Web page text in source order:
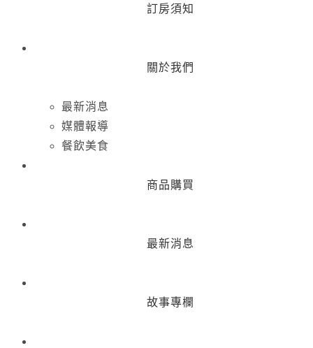
訂房須知
關於我們
最新消息
媒體報導
餐飲美食
商品購買
最新消息
故事專欄